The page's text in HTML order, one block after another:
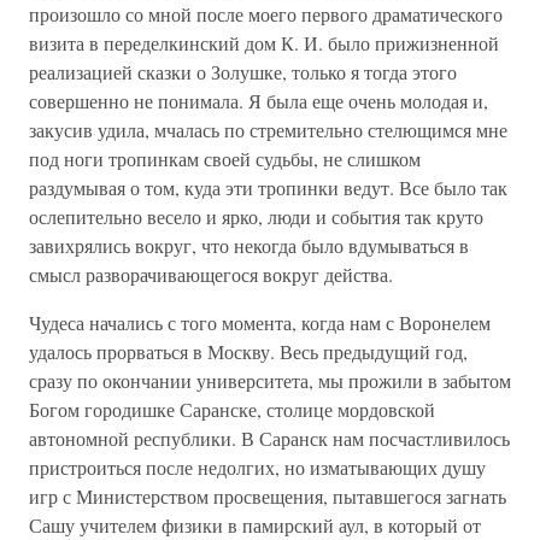
произошло со мной после моего первого драматического
визита в переделкинский дом К. И. было прижизненной
реализацией сказки о Золушке, только я тогда этого
совершенно не понимала. Я была еще очень молодая и,
закусив удила, мчалась по стремительно стелющимся мне
под ноги тропинкам своей судьбы, не слишком
раздумывая о том, куда эти тропинки ведут. Все было так
ослепительно весело и ярко, люди и события так круто
завихрялись вокруг, что некогда было вдумываться в
смысл разворачивающегося вокруг действа.
Чудеса начались с того момента, когда нам с Воронелем
удалось прорваться в Москву. Весь предыдущий год,
сразу по окончании университета, мы прожили в забытом
Богом городишке Саранске, столице мордовской
автономной республики. В Саранск нам посчастливилось
пристроиться после недолгих, но изматывающих душу
игр с Министерством просвещения, пытавшегося загнать
Сашу учителем физики в памирский аул, в который от